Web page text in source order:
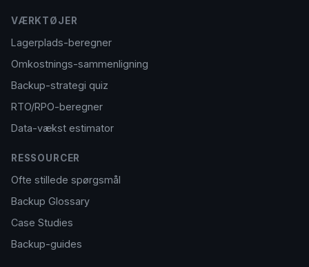
VÆRKTØJER
Lagerplads-beregner
Omkostnings-sammenligning
Backup-strategi quiz
RTO/RPO-beregner
Data-vækst estimator
RESSOURCER
Ofte stillede spørgsmål
Backup Glossary
Case Studies
Backup-guides